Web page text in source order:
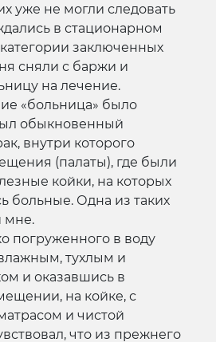
уже не могли следовать
в стационарном
заключенных
сняли с баржи и
на лечение.
«больница» было
обыкновенный
внутри которого
(палаты), где были
койки, на которых
больные. Одна из таких
мне.
погруженного в воду
тухлым и
и оказавшись в
на койке, с
и чистой
что из прежнего